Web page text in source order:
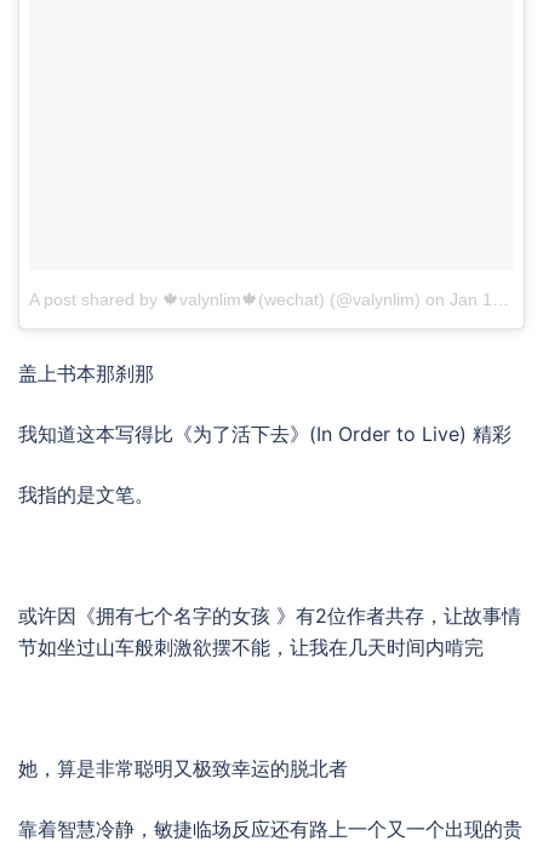
A post shared by 🍁valynlim🍁(wechat) (@valynlim) on Jan 16, 2018 at 4:05am PST
盖上书本那刹那
我知道这本写得比《为了活下去》(In Order to Live) 精彩
我指的是文笔。
或许因《拥有七个名字的女孩 》 有2位作者共存，让故事情
节如坐过山车般刺激欲摆不能，让我在几天时间内啃完
她，算是非常聪明又极致幸运的脱北者
靠着智慧冷静，敏捷临场反应还有路上一个又一个出现的贵